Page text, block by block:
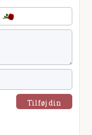
Tilføj din